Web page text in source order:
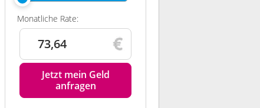
Monatliche Rate:
73,64
Jetzt mein Geld
anfragen